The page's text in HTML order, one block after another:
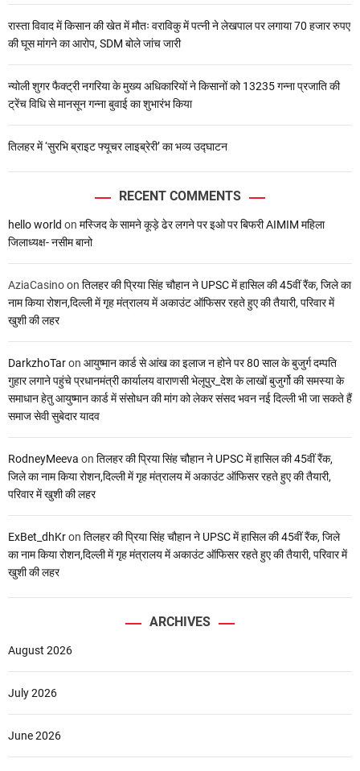
रास्ता विवाद में किसान की खेत में मौतः वराविकु में पत्नी ने लेखपाल पर लगाया 70 हजार रुपए
की घूस मांगने का आरोप, SDM बोले जांच जारी
न्योली शुगर फैक्ट्री नगरिया के मुख्य अधिकारियों ने किसानों को 13235 गन्ना प्रजाति की
ट्रेंच विधि से मानसून गन्ना बुवाई का शुभारंभ किया
तिलहर में ‘सुरभि ब्राइट फ्यूचर लाइब्रेरी’ का भव्य उद्घाटन
RECENT COMMENTS
hello world on मस्जिद के सामने कूड़े ढेर लगने पर इओ पर बिफरी AIMIM महिला
जिलाध्यक्ष- नसीम बानो
AziaCasinoon तिलहर की प्रिया सिंह चौहान ने UPSC में हासिल की 45वीं रैंक, जिले का
नाम किया रोशन,दिल्ली में गृह मंत्रालय में अकाउंट ऑफिसर रहते हुए की तैयारी, परिवार में
खुशी की लहर
DarkzhoTaron आयुष्मान कार्ड से आंख का इलाज न होने पर 80 साल के बुजुर्ग दम्पति
गुहार लगाने पहुंचे प्रधानमंत्री कार्यालय वाराणसी भेलूपुर_देश के लाखों बुजुर्गो की समस्या के
समाधान हेतु आयुष्मान कार्ड में संसोधन की मांग को लेकर संसद भवन नई दिल्ली भी जा सकते हैं
समाज सेवी सुबेदार यादव
RodneyMeeva on तिलहर की प्रिया सिंह चौहान ने UPSC में हासिल की 45वीं रैंक,
जिले का नाम किया रोशन,दिल्ली में गृह मंत्रालय में अकाउंट ऑफिसर रहते हुए की तैयारी,
परिवार में खुशी की लहर
ExBet_dhKron तिलहर की प्रिया सिंह चौहान ने UPSC में हासिल की 45वीं रैंक, जिले
का नाम किया रोशन,दिल्ली में गृह मंत्रालय में अकाउंट ऑफिसर रहते हुए की तैयारी, परिवार में
खुशी की लहर
ARCHIVES
August 2026
July 2026
June 2026